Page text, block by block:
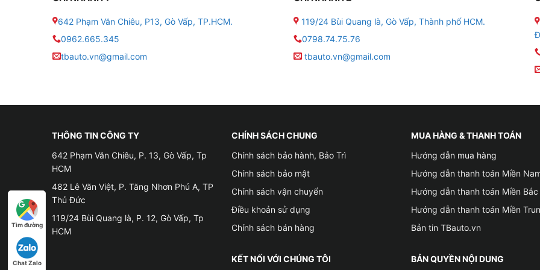
✔DOWNTOWN MOOD: Hương nước hoa gợi cảm cho phái đẹp
✔ Hương nước hoa lịch thiệp cho quý ông
✔FREESIDE MOOD:Hương ngọt ngào tinh khiết từ hoa quả
✔PACIFIC MOOD:Hương gỗ, tinh dầu và mùi hoa
✔MAYBACH:Hương gỗ trầm hương cùng quả mâm xôi và hoa nhài
642 Phạm Văn Chiêu, P13, Gò Vấp, TP.HCM.
0962.665.345
tbauto.vn@gmail.com
119/24 Bùi Quang là, Gò Vấp, Thành phố HCM.
0798.74.75.76
tbauto.vn@gmail.com
THÔNG TIN CÔNG TY
642 Phạm Văn Chiêu, P. 13, Gò Vấp, Tp
HCM
482 Lê Văn Việt, P. Tăng Nhơn Phú A, TP
Thủ Đức
119/24 Bùi Quang là, P. 12, Gò Vấp, Tp
HCM
CHÍNH SÁCH CHUNG
Chính sách bảo hành, Bảo Trì
Chính sách bảo mật
Chính sách vận chuyển
Điều khoản sử dụng
Chính sách bán hàng
MUA HÀNG & THANH TOÁN
Hướng dẫn mua hàng
Hướng dẫn thanh toán Miền
Hướng dẫn thanh toán Miền Bắc
Hướng dẫn thanh toán Miền
Bản tin TBauto.vn
KẾT NỐI VỚI CHÚNG TÔI BẢN QUYỀN NỘI DUNG
Tìm đường
Chat Zalo